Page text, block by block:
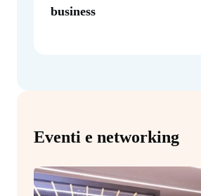
business
Eventi e networking